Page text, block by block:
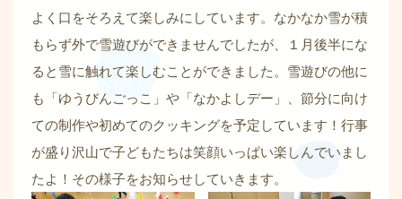
よく口をそろえて楽しみにしています。なかなか雪が積
もらず外で雪遊びができませんでしたが、１月後半にな
ると雪に触れて楽しむことができました。雪遊びの他に
も「ゆうびんごっこ」や「なかよしデー」、節分に向け
ての制作や初めてのクッキングを予定しています！行事
が盛り沢山で子どもたちは笑顔いっぱい楽しんでいまし
たよ！その様子をお知らせしていきます。